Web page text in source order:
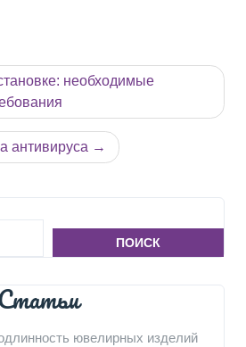
необходимые
антивируса
ПОИСК
ювелирных изделий